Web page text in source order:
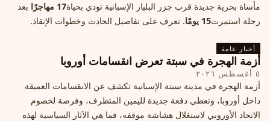
مأساة بحرية جديدة قرب جزر البليار الإسبانية تودي بحياة17 مهاجرًا
بعد
رحلة استمرت15 يومًا . تعرف على تفاصيل الحادث وخطوات الإنقاذ.
أخبار عامة
أزمة الهجرة في سبتة تعرض انقسامات أوروبا
٥ أغسطس ٢٠٢٦
أزمة الهجرة في مدينة سبتة الإسبانية تكشف عن الانقسامات العميقة
داخل أوروبا، وتعطي دفعة جديدة لليمين المتطرف، وفرصة لخصوم
الاتحاد الأوروبي لاستغلال هشاشة موقفه، فما هي الآثار السياسية لهذه